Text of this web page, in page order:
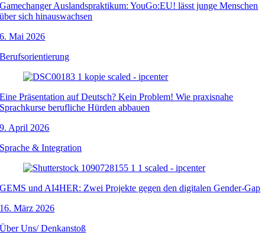
Gamechanger Auslandspraktikum: YouGo:EU! lässt junge Menschen
über sich hinauswachsen
6. Mai 2026
Berufsorientierung
Eine Präsentation auf Deutsch? Kein Problem! Wie praxisnahe
Sprachkurse berufliche Hürden abbauen
9. April 2026
Sprache & Integration
GEMS und AI4HER: Zwei Projekte gegen den digitalen Gender-Gap
16. März 2026
Über Uns/ Denkanstoß